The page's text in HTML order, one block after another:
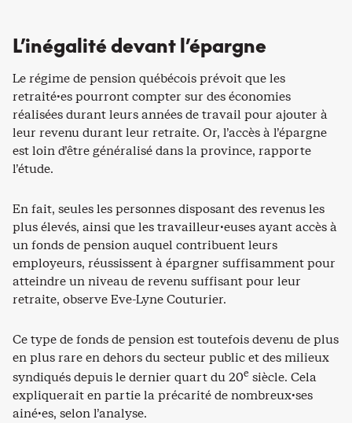
L’inégalité devant l’épargne
Le régime de pension québécois prévoit que les
retraité·es pourront compter sur des économies
réalisées durant leurs années de travail pour ajouter à
leur revenu durant leur retraite. Or, l’accès à l’épargne
est loin d’être généralisé dans la province, rapporte
l’étude.
En fait, seules les personnes disposant des revenus les
plus élevés, ainsi que les travailleur·euses ayant accès à
un fonds de pension auquel contribuent leurs
employeurs, réussissent à épargner suffisamment pour
atteindre un niveau de revenu suffisant pour leur
retraite, observe Eve-Lyne Couturier.
Ce type de fonds de pension est toutefois devenu de plus
en plus rare en dehors du secteur public et des milieux
syndiqués depuis le dernier quart du 20e siècle. Cela
expliquerait en partie la précarité de nombreux·ses
ainé·es, selon l’analyse.